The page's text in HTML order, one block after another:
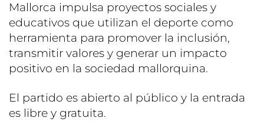
Mallorca impulsa proyectos sociales y
educativos que utilizan el deporte como
herramienta para promover la inclusión,
transmitir valores y generar un impacto
positivo en la sociedad mallorquina.
El partido es abierto al público y la entrada
es libre y gratuita.